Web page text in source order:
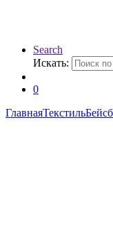
Search
Искать:
0
ГлавнаяТекстиль